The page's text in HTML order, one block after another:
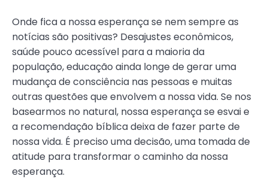
Onde fica a nossa esperança se nem sempre as
notícias são positivas? Desajustes econômicos,
saúde pouco acessível para a maioria da
população, educação ainda longe de gerar uma
mudança de consciência nas pessoas e muitas
outras questões que envolvem a nossa vida. Se nos
basearmos no natural, nossa esperança se esvai e
a recomendação bíblica deixa de fazer parte de
nossa vida. É preciso uma decisão, uma tomada de
atitude para transformar o caminho da nossa
esperança.